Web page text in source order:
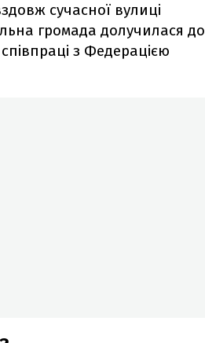
сучасної вулиці
громада долучилася до
з Федерацією